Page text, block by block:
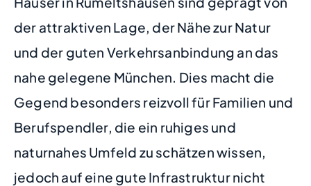
der attraktiven Lage, der Nähe zur Natur
und der guten Verkehrsanbindung an das
nahe gelegene München. Dies macht die
Gegend besonders reizvoll für Familien und
Berufspendler, die ein ruhiges und
naturnahes Umfeld zu schätzen wissen,
jedoch auf eine gute Infrastruktur nicht